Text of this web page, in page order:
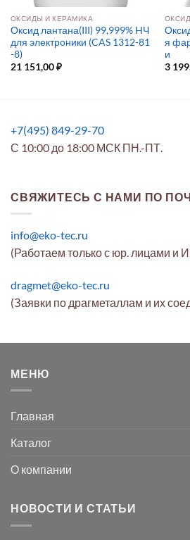
ОКСИДЫ И КЕРАМИКА
Оксид лантана(III) 99,999% HЧ
для электроники (CAS 1312-81
-8)
21 151,00₽
я
и
3
+7(495) 849-29-70
С 10:00 до 18:00 МСК ПН.-ПТ.
СВЯЖИТЕСЬ С НАМИ ПО
info@eko-tec.ru
(Работаем только с юр. лицами и
dragmet@eko-tec.ru
(Заявки по драгметаллам и их
МЕНЮ
Главная
Каталог
О компании
НОВОСТИ И СТАТЬИ